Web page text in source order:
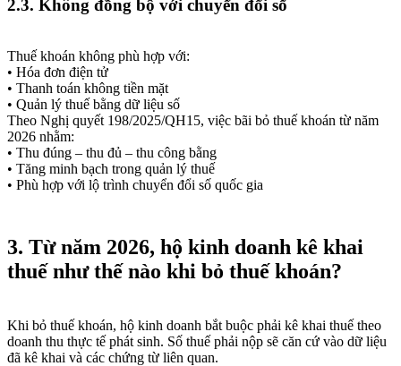
2.3. Không đồng bộ với chuyển đổi số
Thuế khoán không phù hợp với:
• Hóa đơn điện tử
• Thanh toán không tiền mặt
• Quản lý thuế bằng dữ liệu số
Theo Nghị quyết 198/2025/QH15, việc bãi bỏ thuế khoán từ năm
2026 nhằm:
• Thu đúng – thu đủ – thu công bằng
• Tăng minh bạch trong quản lý thuế
• Phù hợp với lộ trình chuyển đổi số quốc gia
3. Từ năm 2026, hộ kinh doanh kê khai
thuế như thế nào khi bỏ thuế khoán?
Khi bỏ thuế khoán, hộ kinh doanh bắt buộc phải kê khai thuế theo
doanh thu thực tế phát sinh. Số thuế phải nộp sẽ căn cứ vào dữ liệu
đã kê khai và các chứng từ liên quan.